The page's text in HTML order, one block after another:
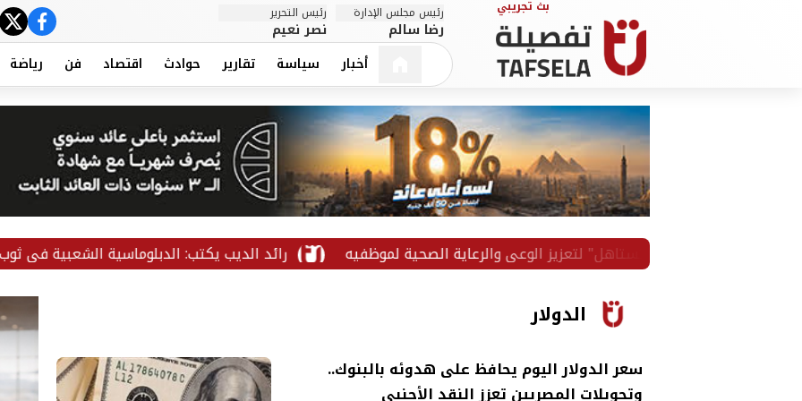
رئيس مجلس الإدارة
رضا سالم
رئيس التحرير
نصر نعيم
أخبار سياسة تقارير حوادث اقتصاد فن رياضة
رائد الديب يكتب: الدبلوماسية الشعبية في ثوب كرة القدم.. "صحتك تستاهل" لتعزيز الوعي والرعاية الصحية لموظفيه
الدولار
سعر الدولار اليوم يحافظ على هدوئه بالبنوك..
وتحويلات المصريين تعزز النقد الأجنبي